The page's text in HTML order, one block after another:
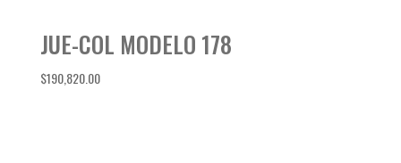
JUE-COL MODELO 178
$190,820.00